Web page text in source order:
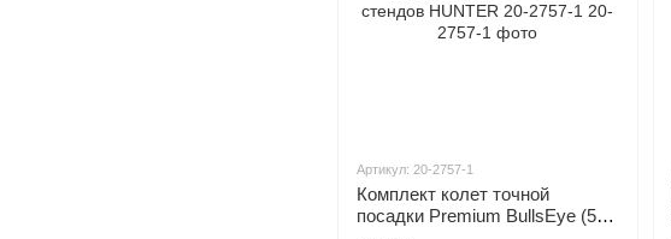
Артикул: 20-2757-1
Комплект колет точной
посадки Premium BullsEye (5